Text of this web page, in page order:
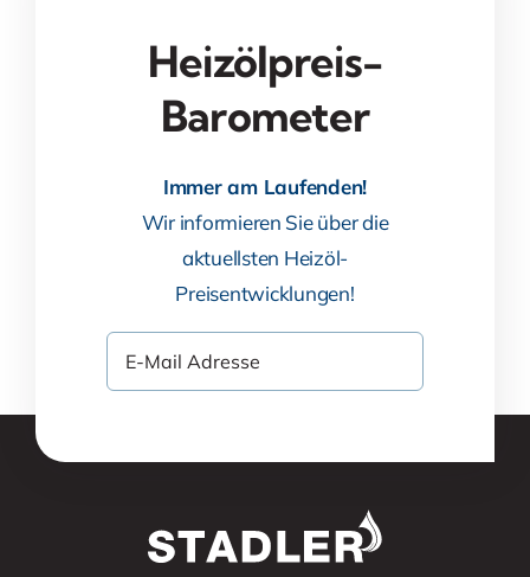
Heizölpreis-
Barometer
Immer am Laufenden!
Wir informieren Sie über die
aktuellsten Heizöl-
Preisentwicklungen!